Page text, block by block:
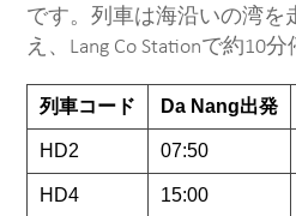
です。列車は海沿いの湾を
え、Lang Co Stationで約10分
列車コード Da Nang出発
HD2 07:50
HD4 15:00